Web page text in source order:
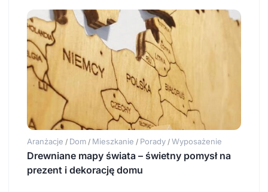
Aranżacje / Dom / Mieszkanie / Porady / Wyposażenie
Drewniane mapy świata – świetny pomysł na
prezent i dekorację domu